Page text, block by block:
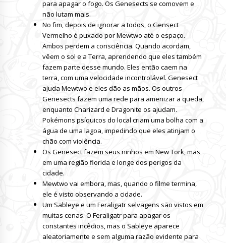
para apagar o fogo. Os Genesects se comovem e
não lutam mais.
No fim, depois de ignorar a todos, o Gensect
Vermelho é puxado por Mewtwo até o espaço.
Ambos perdem a consciência. Quando acordam,
vêem o sol e a Terra, aprendendo que eles também
fazem parte desse mundo. Eles então caem na
terra, com uma velocidade incontrolável. Genesect
ajuda Mewtwo e eles dão as mãos. Os outros
Genesects fazem uma rede para amenizar a queda,
enquanto Charizard e Dragonite os ajudam.
Pokémons psíquicos do local criam uma bolha com a
água de uma lagoa, impedindo que eles atinjam o
chão com violência.
Os Genesect fazem seus ninhos em New Tork, mas
em uma região florida e longe dos perigos da
cidade.
Mewtwo vai embora, mas, quando o filme termina,
ele é visto observando a cidade.
Um Sableye e um Feraligatr selvagens são vistos em
muitas cenas. O Feraligatr para apagar os
constantes incêdios, mas o Sableye aparece
aleatoriamente e sem alguma razão evidente para